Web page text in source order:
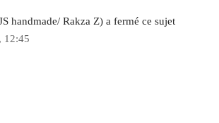
handmade/ Rakza Z) a fermé ce sujet
12:45